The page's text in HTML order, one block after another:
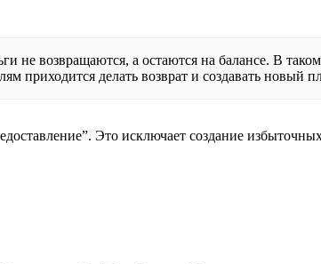
не возвращаются, а остаются на балансе. В
приходится делать возврат и создавать новый
Это исключает создание